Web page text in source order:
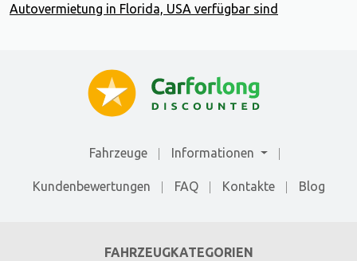
Autovermietung in Florida, USA verfügbar sind
Fahrzeuge Informationen
Kundenbewertungen FAQ Kontakte Blog
FAHRZEUGKATEGORIEN